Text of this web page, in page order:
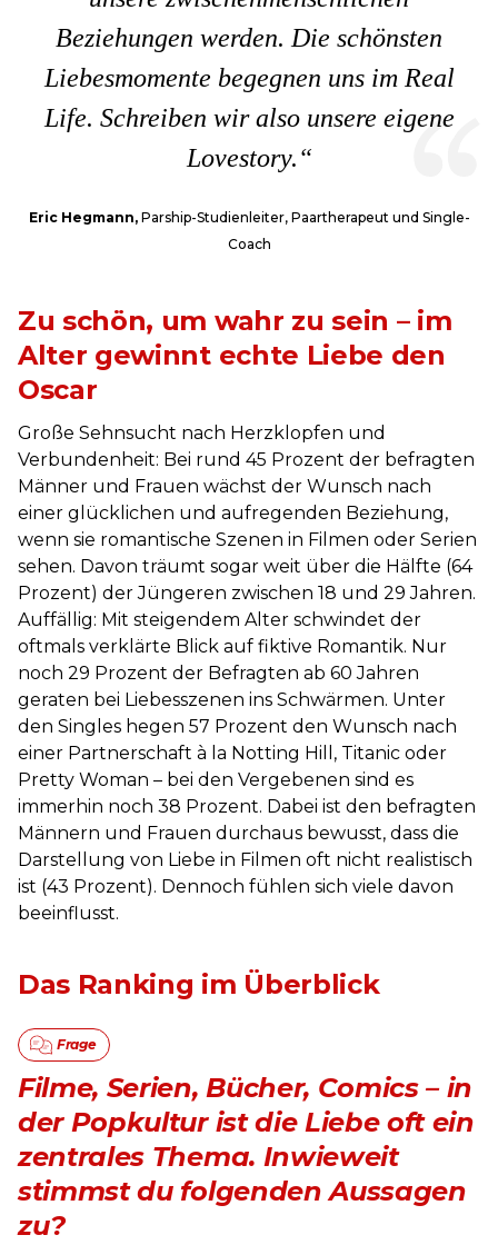
Beziehungen werden. Die schönsten
Liebesmomente begegnen uns im Real
Life. Schreiben wir also unsere eigene
Lovestory.“
Eric Hegmann,Parship-Studienleiter, Paartherapeut und Single-
Coach
Zu schön, um wahr zu sein – im
Alter gewinnt echte Liebe den
Oscar
Große Sehnsucht nach Herzklopfen und
Verbundenheit: Bei rund 45 Prozent der befragten
Männer und Frauen wächst der Wunsch nach
einer glücklichen und aufregenden Beziehung,
wenn sie romantische Szenen in Filmen oder Serien
sehen. Davon träumt sogar weit über die Hälfte (64
Prozent) der Jüngeren zwischen 18 und 29 Jahren.
Auffällig: Mit steigendem Alter schwindet der
oftmals verklärte Blick auf fiktive Romantik. Nur
noch 29 Prozent der Befragten ab 60 Jahren
geraten bei Liebesszenen ins Schwärmen. Unter
den Singles hegen 57 Prozent den Wunsch nach
einer Partnerschaft à la Notting Hill, Titanic oder
Pretty Woman – bei den Vergebenen sind es
immerhin noch 38 Prozent. Dabei ist den befragten
Männern und Frauen durchaus bewusst, dass die
Darstellung von Liebe in Filmen oft nicht realistisch
ist (43 Prozent). Dennoch fühlen sich viele davon
beeinflusst.
Das Ranking im Überblick
Filme, Serien, Bücher, Comics – in
der Popkultur ist die Liebe oft ein
zentrales Thema. Inwieweit
stimmst du folgenden Aussagen
zu?